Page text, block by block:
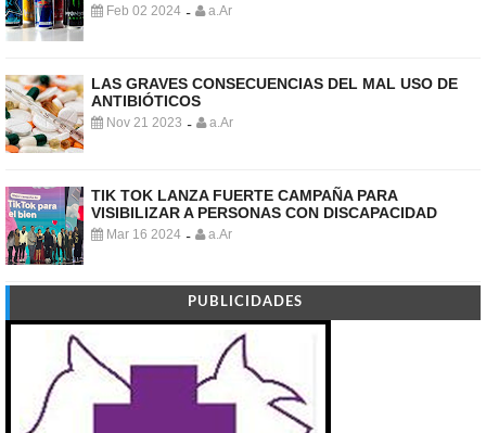
Feb 02 2024 - a.Ar
LAS GRAVES CONSECUENCIAS DEL MAL USO DE
ANTIBIÓTICOS
Nov 21 2023 - a.Ar
TIK TOK LANZA FUERTE CAMPAÑA PARA
VISIBILIZAR A PERSONAS CON DISCAPACIDAD
Mar 16 2024 - a.Ar
PUBLICIDADES